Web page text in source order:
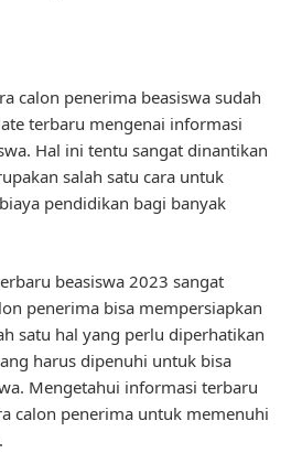
calon penerima beasiswa sudah
terbaru mengenai informasi
Hal ini tentu sangat dinantikan
salah satu cara untuk
pendidikan bagi banyak
beasiswa 2023 sangat
penerima bisa mempersiapkan
satu hal yang perlu diperhatikan
harus dipenuhi untuk bisa
Mengetahui informasi terbaru
calon penerima untuk memenuhi